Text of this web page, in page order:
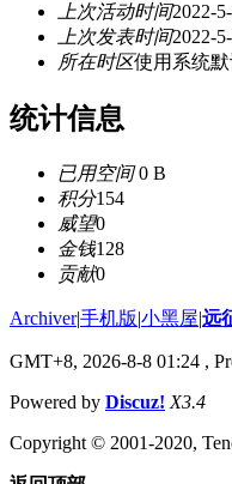
上次活动时间2022-
上次发表时间2022-
所在时区使用系统默
统计信息
已用空间0 B
积分154
威望0
金钱128
贡献0
Archiver|手机版|小黑屋|远
GMT+8, 2026-8-8 01:24 ,
Powered by Discuz! X3.4
Copyright © 2001-2020,